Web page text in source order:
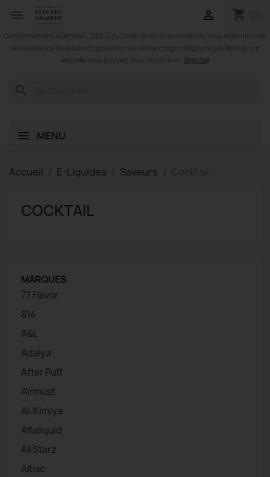
 shopping_cart (0)

Conformément à l'article L. 223-2 du Code de la consommation, vous êtes informé
de l'existence de la liste d'opposition au démarchage téléphonique Bloctel, sur
laquelle vous pouvez vous inscrire ici : Bloctel
search
MENU
Accueil E-Liquides Saveurs Cocktail
COCKTAIL
MARQUES
77 Flavor
814
A&L
Adalya
After Puff
Airmust
Al-Kimiya
Alfaliquid
All Starz
Altisc